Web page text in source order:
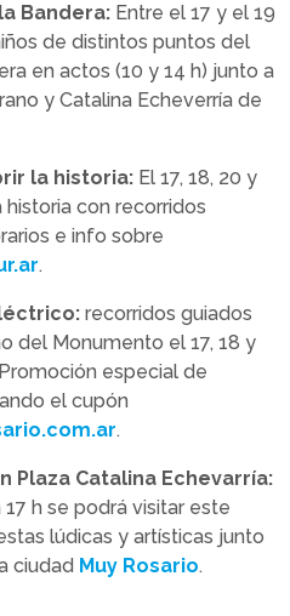
Bandera: Entre el 17 y el 19
de distintos puntos del
en actos (10 y 14 h) junto a
y Catalina Echeverría de
la historia: El 17, 18, 20 y
con recorridos
e info sobre
.
recorridos guiados
del Monumento el 17, 18 y
especial de
el cupón
.
Plaza Catalina Echevarría:
h se podrá visitar este
lúdicas y artísticas junto
ciudad Muy Rosario.